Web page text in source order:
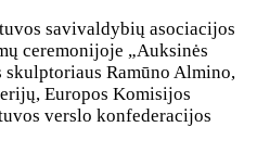
savivaldybių asociacijos
ceremonijoje „Auksinės
Ramūno Almino,
Europos Komisijos
verslo konfederacijos